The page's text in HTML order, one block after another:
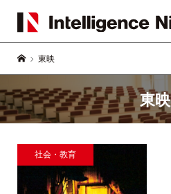
東映
東映
社会・教育